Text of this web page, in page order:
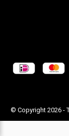
© Copyright 2026-